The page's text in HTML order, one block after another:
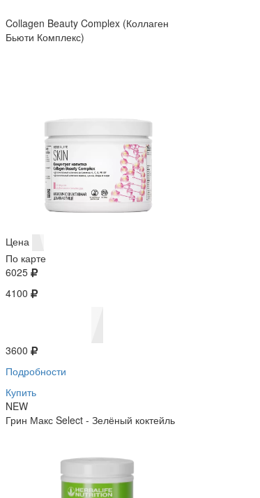
Collagen Beauty Complex (Коллаген
Бьюти Комплекс)
Цена
По карте
6025
4100
3600
Подробности
Купить
NEW
Грин Макс Select - Зелёный коктейль